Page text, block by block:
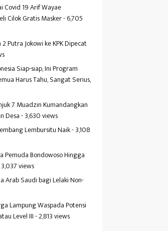
Covid 19 Arif Wayae
Cilok Gratis Masker- 6,705
Putra Jokowi ke KPK Dipecat
Siap-siap, Ini Program
Harus Tahu, Sangat Serius,
7 Muadzin Kumandangkan
Desa- 3,630 views
Lembursitu Naik- 3,108
Pemuda Bondowoso Hingga
views
Arab Saudi bagi Lelaki Non-
Lampung Waspada Potensi
Level III- 2,813 views